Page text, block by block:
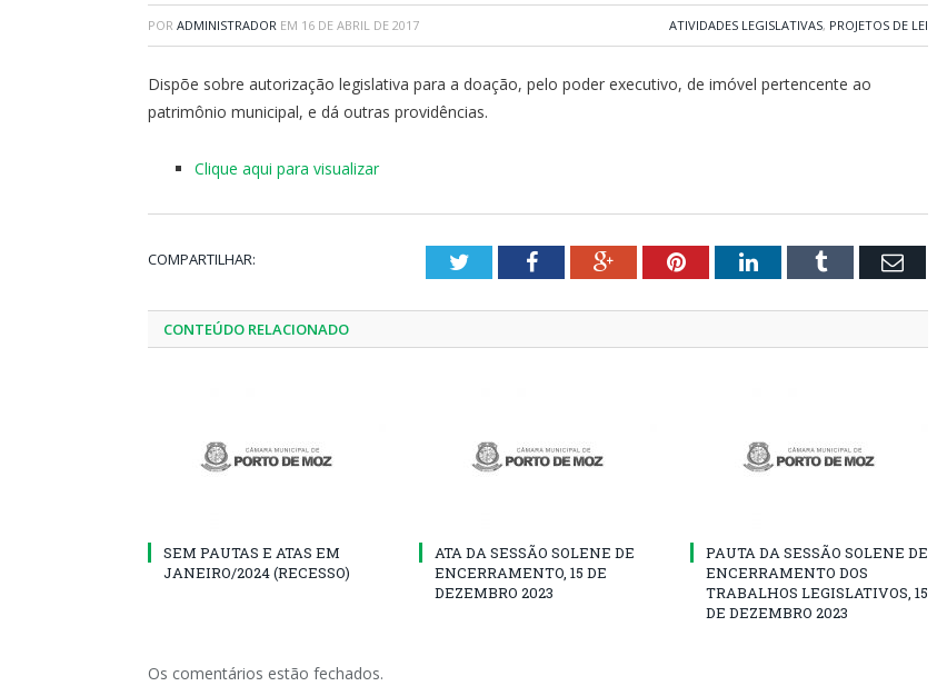
POR ADMINISTRADOR EM 16 DE ABRIL DE 2017 ATIVIDADES LEGISLATIVAS, PROJETOS DE LEI
Dispõe sobre autorização legislativa para a doação, pelo poder executivo, de imóvel pertencente ao
patrimônio municipal, e dá outras providências.
Clique aqui para visualizar
COMPARTILHAR: TwitterFacebookGoogle+PinterestLinkedInTumblr Email
CONTEÚDO RELACIONADO
SEM PAUTAS E ATAS EM
JANEIRO/2024 (RECESSO)
ATA DA SESSÃO SOLENE DE
ENCERRAMENTO, 15 DE
DEZEMBRO 2023
PAUTA DA SESSÃO SOLENE DE
ENCERRAMENTO DOS
TRABALHOS LEGISLATIVOS, 15
DE DEZEMBRO 2023
Os comentários estão fechados.